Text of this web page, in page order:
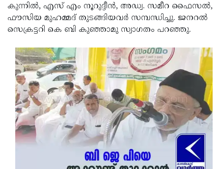
കുന്നില്‍, എസ് എം നൂറുദ്ദീന്‍, അഡ്വ. സമീറ ഫൈസല്‍,
ഫൗസിയ മുഹമ്മദ് തുടങ്ങിയവര്‍ സമ്പന്ധിച്ചു. ജനറല്‍
സെക്രട്ടറി കെ ബി കുഞ്ഞാമു സ്വാഗതം പറഞ്ഞു.